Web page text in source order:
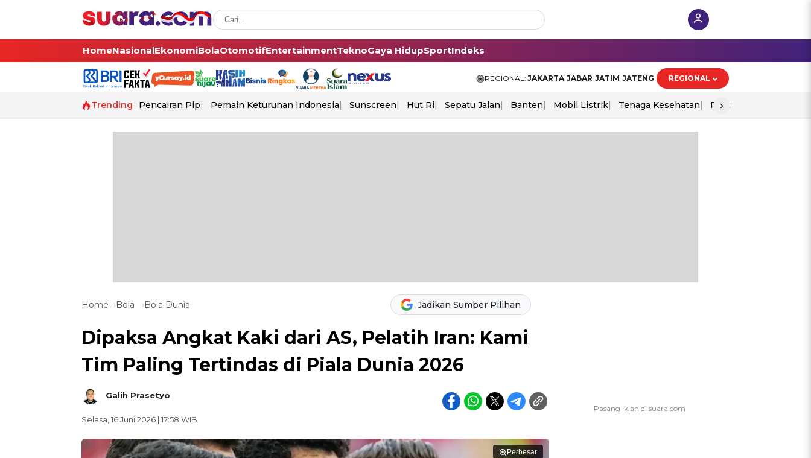
HomeNasionalEkonomiBolaOtomotifEntertainmentTeknoGaya HidupSportIndeks
REGIONAL: JAKARTA JABAR JATIM JATENG REGIONAL
Trending Pencairan Pip Pemain Keturunan Indonesia Sunscreen Hut Ri Sepatu Jalan Banten Mobil Listrik Tenaga Kesehatan Piala Aff 2026
›
Home Bola Bola Dunia Jadikan Sumber Pilihan
Dipaksa Angkat Kaki dari AS, Pelatih Iran: Kami
Tim Paling Tertindas di Piala Dunia 2026
Galih Prasetyo
Selasa, 16 Juni 2026 | 17:58 WIB
Perbesar